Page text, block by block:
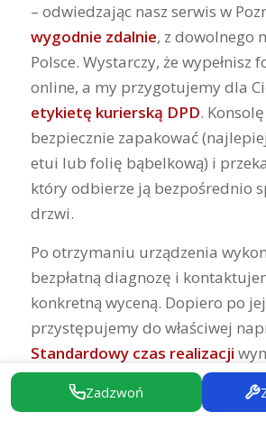
– odwiedzając nasz serwis w
wygodnie zdalnie, z dowolnego
Polsce. Wystarczy, że wypełnisz
online, a my przygotujemy dla
etykietę kurierską DPD.
bezpiecznie zapakować
etui lub folię bąbelkową) i
który odbierze ją bezpośrednio
drzwi.
Po otrzymaniu urządzenia
bezpłatną diagnozę i
konkretną wyceną. Dopiero po
przystępujemy do właściwej
Standardowy czas realizacji
dni roboczych, w zależności od
dostępności części i obłożenia
Zadzwoń